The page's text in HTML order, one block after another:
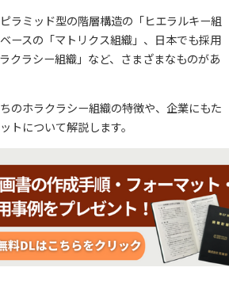
ラミッド型の階層構造の「ヒエラルキー組
ースの「マトリクス組織」、日本でも採用
クラシー組織」など、さまざまなものがあ
のホラクラシー組織の特徴や、企業にもた
トについて解説します。